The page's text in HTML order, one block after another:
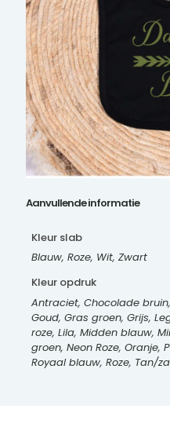
Aanvullende informatie
Kleur slab
Blauw, Roze, Wit, Zwart
Kleur opdruk
Antraciet, Chocolade
Goud, Gras groen, Grijs,
roze, Lila, Midden blauw,
groen, Neon Roze, Oranje,
Royaal blauw, Roze, Tan/